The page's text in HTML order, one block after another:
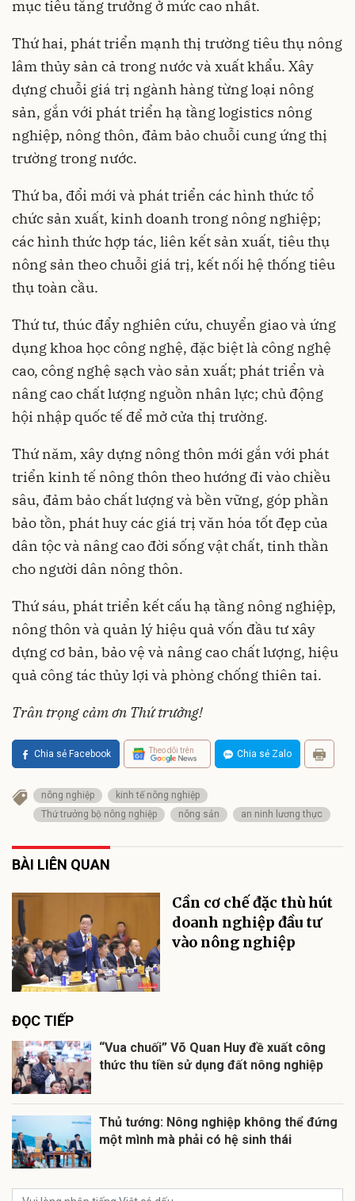
mục tiêu tăng trưởng ở mức cao nhất.
Thứ hai, phát triển mạnh thị trường tiêu thụ nông
lâm thủy sản cả trong nước và xuất khẩu. Xây
dựng chuỗi giá trị ngành hàng từng loại nông
sản, gắn với phát triển hạ tầng logistics nông
nghiệp, nông thôn, đảm bảo chuỗi cung ứng thị
trường trong nước.
Thứ ba, đổi mới và phát triển các hình thức tổ
chức sản xuất, kinh doanh trong nông nghiệp;
các hình thức hợp tác, liên kết sản xuất, tiêu thụ
nông sản theo chuỗi giá trị, kết nối hệ thống tiêu
thụ toàn cầu.
Thứ tư, thúc đẩy nghiên cứu, chuyển giao và ứng
dụng khoa học công nghệ, đặc biệt là công nghệ
cao, công nghệ sạch vào sản xuất; phát triển và
nâng cao chất lượng nguồn nhân lực; chủ động
hội nhập quốc tế để mở cửa thị trường.
Thứ năm, xây dựng nông thôn mới gắn với phát
triển kinh tế nông thôn theo hướng đi vào chiều
sâu, đảm bảo chất lượng và bền vững, góp phần
bảo tồn, phát huy các giá trị văn hóa tốt đẹp của
dân tộc và nâng cao đời sống vật chất, tinh thần
cho người dân nông thôn.
Thứ sáu, phát triển kết cấu hạ tầng nông nghiệp,
nông thôn và quản lý hiệu quả vốn đầu tư xây
dựng cơ bản, bảo vệ và nâng cao chất lượng, hiệu
quả công tác thủy lợi và phòng chống thiên tai.
Trân trọng cảm ơn Thứ trưởng!
Chia sẻ Facebook Theo dõi trên Chia sẻ Zalo
nông nghiệp
kinh tế nông nghiệp
Thứ trưởng bộ nông nghiệp
nông sản an ninh lương thực
BÀI LIÊN QUAN
Cần cơ chế đặc thù hút
doanh nghiệp đầu tư
vào nông nghiệp
ĐỌC TIẾP
“Vua chuối” Võ Quan Huy đề xuất công
thức thu tiền sử dụng đất nông nghiệp
Thủ tướng: Nông nghiệp không thể đứng
một mình mà phải có hệ sinh thái